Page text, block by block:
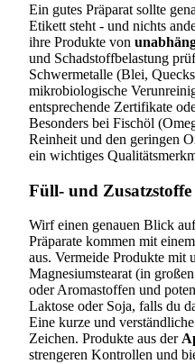
Ein gutes Präparat sollte
Etikett steht - und nichts
ihre Produkte von
und Schadstoffbelastung
Schwermetalle (Blei,
mikrobiologische
entsprechende Zertifikate
Besonders bei Fischöl
Reinheit und den geringen
ein wichtiges
Füll- und Zusatzstoffe
Wirf einen genauen Blick
Präparate kommen mit
aus. Vermeide Produkte mit
Magnesiumstearat (in
oder Aromastoffen und
Laktose oder Soja, falls du
Eine kurze und
Zeichen. Produkte aus der
strengeren Kontrollen und